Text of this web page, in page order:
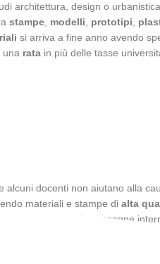
architettura, design o
stampe modelli prototipi
si arriva a fine anno avendo
una rata in più delle tasse
alcuni docenti non aiutano alla
materiali e stampe di alta
e le consegne